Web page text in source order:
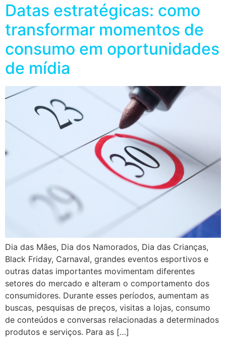
Datas estratégicas: como
transformar momentos de
consumo em oportunidades
de mídia
Dia das Mães, Dia dos Namorados, Dia das Crianças,
Black Friday, Carnaval, grandes eventos esportivos e
outras datas importantes movimentam diferentes
setores do mercado e alteram o comportamento dos
consumidores. Durante esses períodos, aumentam as
buscas, pesquisas de preços, visitas a lojas, consumo
de conteúdos e conversas relacionadas a determinados
produtos e serviços. Para as […]